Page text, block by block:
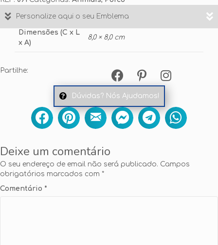
Personalize aqui o seu Emblema
Dimensões (C x L
x A)
8,0 × 8,0 cm
Partilhe:
Dúvidas? Nós Ajudamos!
Deixe um comentário
O seu endereço de email não será publicado. Campos
obrigatórios marcados com *
Comentário *